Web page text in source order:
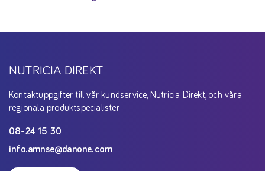
NUTRICIA DIREKT
Kontaktuppgifter till vår kundservice, Nutricia Direkt, och våra
regionala produktspecialister
08-24 15 30
info.amnse@danone.com